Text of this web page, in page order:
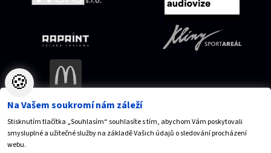
Mapa serveru Přístupnost
Ochrana osobních údajů
🍪
Na Vašem soukromí nám záleží
Stisknutím tlačítka „Souhlasím“ souhlasíte s tím, abychom Vám poskytovali
smysluplné a užitečné služby na základě Vašich údajů o sledování procházení
webu.